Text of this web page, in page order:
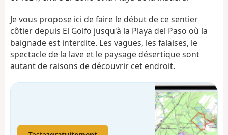
Je vous propose ici de faire le début de ce sentier
côtier depuis El Golfo jusqu'à la Playa del Paso où la
baignade est interdite. Les vagues, les falaises, le
spectacle de la lave et le paysage désertique sont
autant de raisons de découvrir cet endroit.